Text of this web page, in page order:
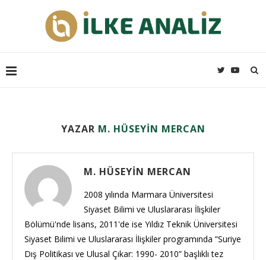
YAZAR M. HÜSEYIN MERCAN
M. HÜSEYIN MERCAN
2008 yılında Marmara Üniversitesi
Siyaset Bilimi ve Uluslararası İlişkiler
Bölümü'nde lisans, 2011'de ise Yıldız Teknik Üniversitesi
Siyaset Bilimi ve Uluslararası İlişkiler programında “Suriye
Dış Politikası ve Ulusal Çıkar: 1990- 2010” başlıklı tez